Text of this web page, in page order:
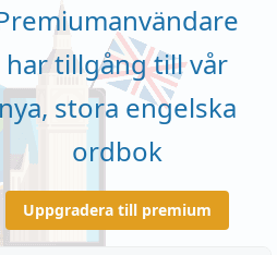
har tillgång till vår
stora engelska
ordbok
Uppgradera till premium